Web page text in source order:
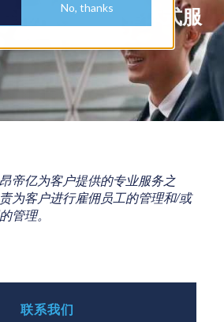
No, thanks
到协议签订的整体式服
帝亿为客户提供的专业服务之
为客户进行雇佣员工的管理和/或
管理。
联系我们